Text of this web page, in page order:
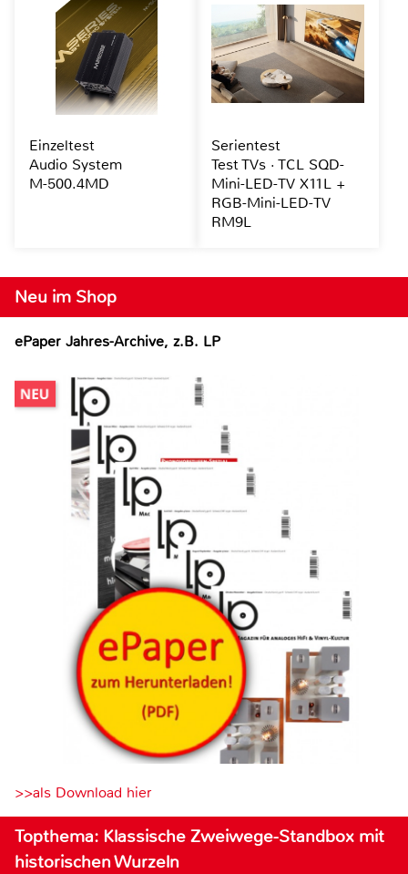
Neu im Shop
ePaper Jahres-Archive, z.B. LP
>>als Download hier
Topthema: Klassische Zweiwege-Standbox mit
historischen Wurzeln
Einzeltest
Audio System
M-500.4MD
Serientest
Test TVs · TCL SQD-
Mini-LED-TV X11L +
RGB-Mini-LED-TV
RM9L